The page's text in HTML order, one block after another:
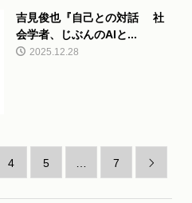
吉見俊也『自己との対話 社
会学者、じぶんのAIと...
2025.12.28
4 5 7 